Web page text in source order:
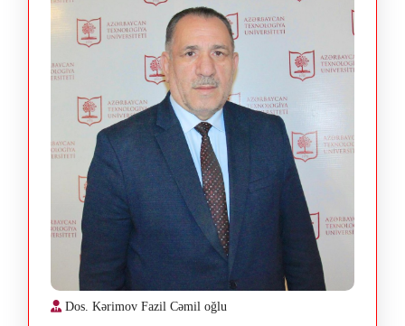
Dos. Kərimov Fazil Cəmil oğlu